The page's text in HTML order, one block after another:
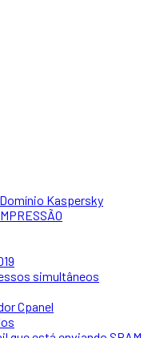
Kaspersky
simultâneos
Cpanel